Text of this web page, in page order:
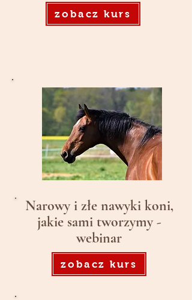
zobacz kurs
Narowy i złe nawyki koni,
jakie sami tworzymy -
webinar
zobacz kurs